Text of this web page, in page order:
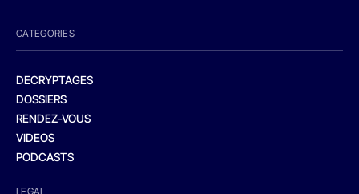
CATEGORIES
DECRYPTAGES
DOSSIERS
RENDEZ-VOUS
VIDEOS
PODCASTS
LEGAL